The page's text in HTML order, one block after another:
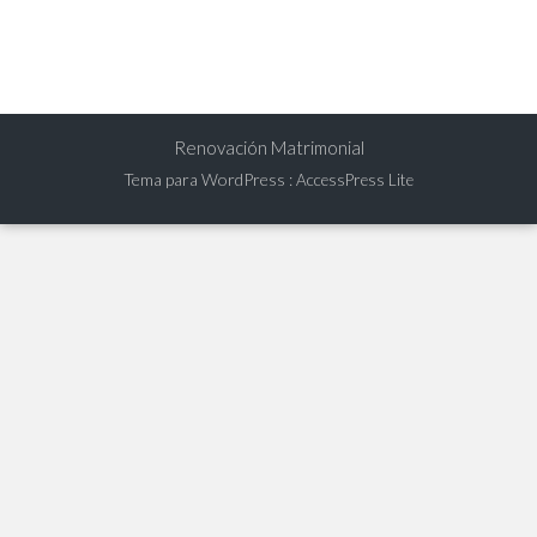
Renovación Matrimonial
Tema para WordPress :AccessPress Lite